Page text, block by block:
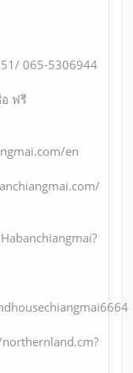
065-5306944
ฟรี
en